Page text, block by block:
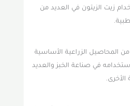
زيت الزيتون في العديد من
المحاصيل الزراعية الأساسية
في صناعة الخبز والعديد
الأخرى.